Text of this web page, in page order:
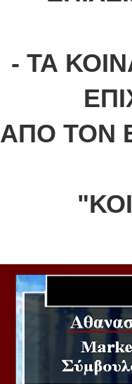
- ΤΑ
ΑΠΟ ΤΟΝ